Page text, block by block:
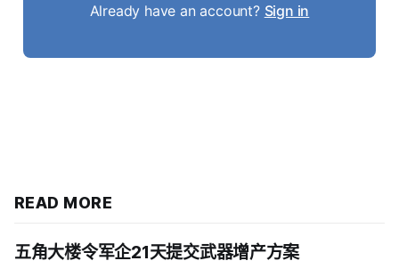
Already have an account? Sign in
READ MORE
五角大楼令军企21天提交武器增产方案